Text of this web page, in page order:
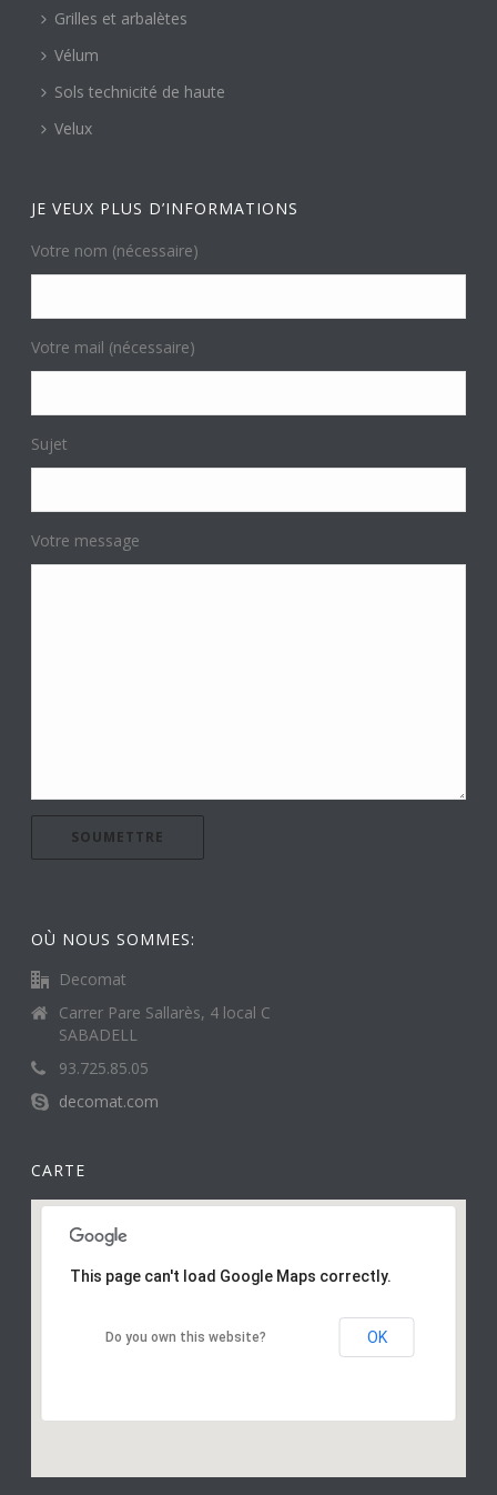
Grilles et arbalètes
Vélum
Sols technicité de haute
Velux
JE VEUX PLUS D’INFORMATIONS
Votre nom (nécessaire)
Votre mail (nécessaire)
Sujet
Votre message
OÙ NOUS SOMMES:
Decomat
Carrer Pare Sallarès, 4 local C
SABADELL
93.725.85.05
decomat.com
CARTE
This page can't load Google Maps correctly.
Do you own this website? OK